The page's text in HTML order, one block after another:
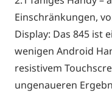
Einschränkungen,
Display: Das 845 ist
wenigen Android
resistivem
ungenaueren